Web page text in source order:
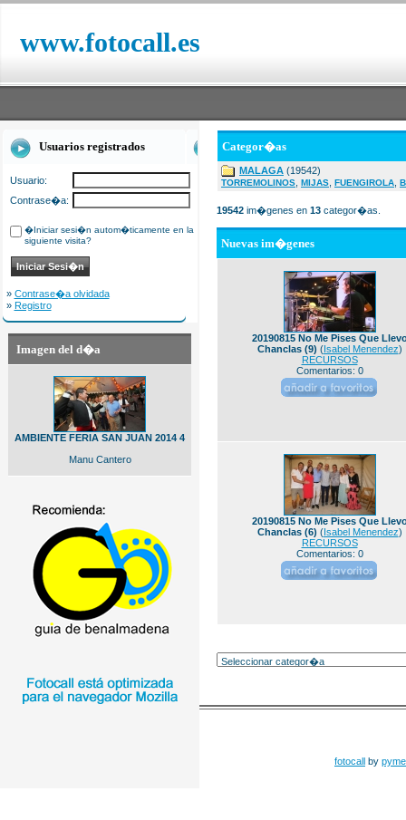
www.fotocall.es
Usuarios registrados
Usuario:
Contrase�a:
�Iniciar sesi�n autom�ticamente en la
siguiente visita?
» Contrase�a olvidada
» Registro
Imagen del d�a
AMBIENTE FERIA SAN JUAN 2014 4
Manu Cantero
Categor�as
MALAGA (19542)
TORREMOLINOS MIJAS FUENGIROLA
19542 im�genes en 13 categor�as.
Nuevas im�genes
20190815 No Me Pises Que
Chanclas (9) (Isabel Menendez)
RECURSOS
Comentarios: 0
20190815 No Me Pises Que
Chanclas (6) (Isabel Menendez)
RECURSOS
Comentarios: 0
fotocall by